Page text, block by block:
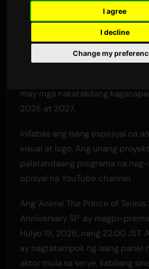
I agree
I decline
Change my
4 Hunyo 2026
Isinalin
Ang The Prince of Tennis
may mga nakatakdang
2026 at 2027.
Inilabas ang isang espesyal na
visual at logo. Ang unang
palatandaang programa na
opisyal na YouTube channel.
Ang 'Anime The Prince of
Anniversary SP' ay magpi-
Hulyo 19, 2026, nang 22:00 JST.
ay nagtatampok ng isang panel
aktor mula sa serye, kabilang